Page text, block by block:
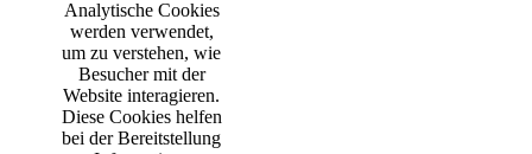
Analytische Cookies
werden verwendet,
um zu verstehen, wie
Besucher mit der
Website interagieren.
Diese Cookies helfen
bei der Bereitstellung